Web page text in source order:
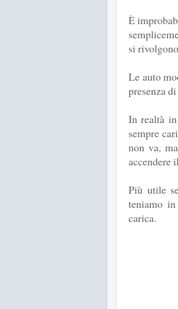
È
si
Le auto
presenza
In realtà
sempre
non va,
accendere
Più utile
teniamo
carica.